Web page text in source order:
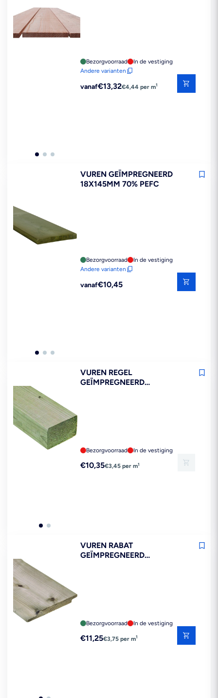
Bezorgvoorraad
In de vestiging
Andere varianten
Reguliere
vanaf€13,32€4,44 per m1
VUREN GEÏMPREGNEERD
18X145MM 70% PEFC
Bezorgvoorraad
In de vestiging
Andere varianten
Reguliere
vanaf€10,45
VUREN REGEL
GEÏMPREGNEERD
Bezorgvoorraad In de vestiging
Reguliere
€10,35€3,45 per m1
VUREN RABAT
GEÏMPREGNEERD
Bezorgvoorraad In de vestiging
Reguliere
€11,25€3,75 per m1